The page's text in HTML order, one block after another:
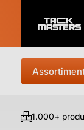
1.000+